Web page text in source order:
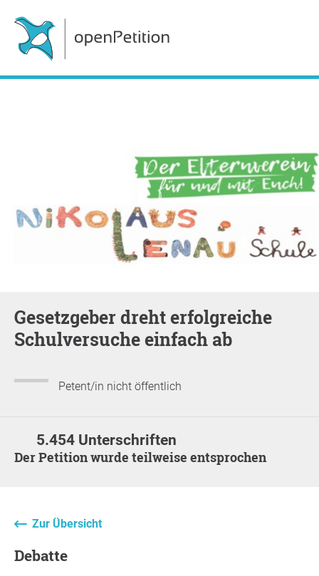
Gesetzgeber dreht erfolgreiche
Schulversuche einfach ab
Petent/in nicht öffentlich
5.454 Unterschriften
Der Petition wurde teilweise entsprochen
Zur Übersicht
Debatte